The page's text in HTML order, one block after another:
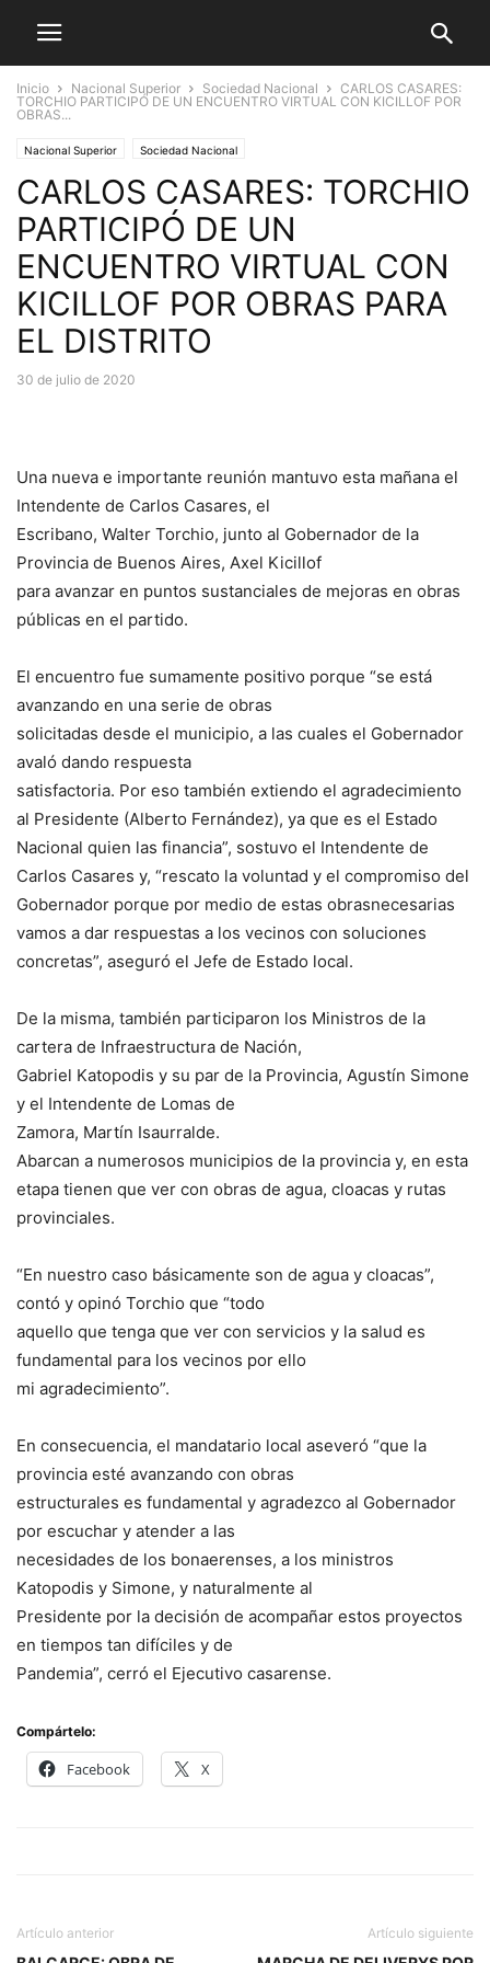
Inicio Nacional Superior Sociedad Nacional
CARLOS CASARES:
TORCHIO PARTICIPÓ DE UN ENCUENTRO VIRTUAL CON KICILLOF POR
OBRAS...
Nacional Superior Sociedad Nacional
CARLOS CASARES: TORCHIO
PARTICIPÓ DE UN
ENCUENTRO VIRTUAL CON
KICILLOF POR OBRAS PARA
EL DISTRITO
30 de julio de 2020
Una nueva e importante reunión mantuvo esta mañana el
Intendente de Carlos Casares, el
Escribano, Walter Torchio, junto al Gobernador de la
Provincia de Buenos Aires, Axel Kicillof
para avanzar en puntos sustanciales de mejoras en obras
públicas en el partido.
El encuentro fue sumamente positivo porque “se está
avanzando en una serie de obras
solicitadas desde el municipio, a las cuales el Gobernador
avaló dando respuesta
satisfactoria. Por eso también extiendo el agradecimiento
al Presidente (Alberto Fernández), ya que es el Estado
Nacional quien las financia”, sostuvo el Intendente de
Carlos Casares y, “rescato la voluntad y el compromiso del
Gobernador porque por medio de estas obrasnecesarias
vamos a dar respuestas a los vecinos con soluciones
concretas”, aseguró el Jefe de Estado local.
De la misma, también participaron los Ministros de la
cartera de Infraestructura de Nación,
Gabriel Katopodis y su par de la Provincia, Agustín Simone
y el Intendente de Lomas de
Zamora, Martín Isaurralde.
Abarcan a numerosos municipios de la provincia y, en esta
etapa tienen que ver con obras de agua, cloacas y rutas
provinciales.
“En nuestro caso básicamente son de agua y cloacas”,
contó y opinó Torchio que “todo
aquello que tenga que ver con servicios y la salud es
fundamental para los vecinos por ello
mi agradecimiento”.
En consecuencia, el mandatario local aseveró “que la
provincia esté avanzando con obras
estructurales es fundamental y agradezco al Gobernador
por escuchar y atender a las
necesidades de los bonaerenses, a los ministros
Katopodis y Simone, y naturalmente al
Presidente por la decisión de acompañar estos proyectos
en tiempos tan difíciles y de
Pandemia”, cerró el Ejecutivo casarense.
Compártelo:
Facebook X
Artículo anterior Artículo siguiente